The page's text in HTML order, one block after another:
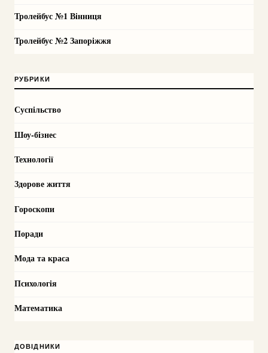
Тролейбус №1 Вінниця
Тролейбус №2 Запоріжжя
РУБРИКИ
Суспільство
Шоу-бізнес
Технології
Здорове життя
Гороскопи
Поради
Мода та краса
Психологія
Математика
ДОВІДНИКИ